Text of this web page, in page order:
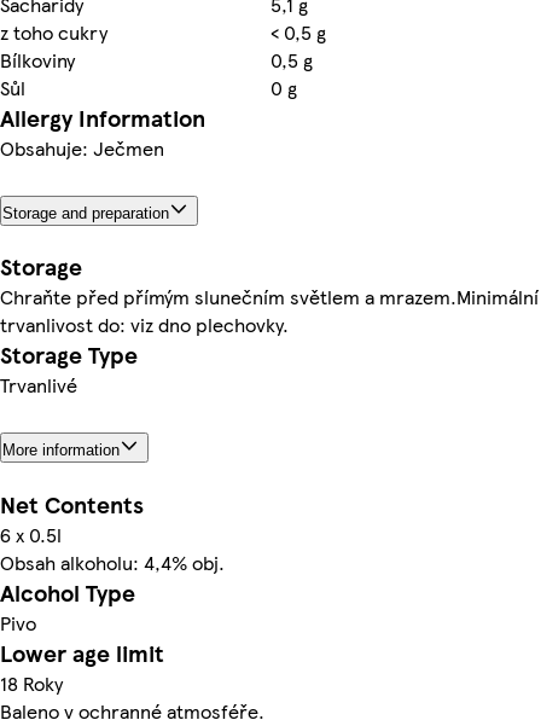
z toho cukry
< 0,5 g
Bílkoviny
0,5 g
Sůl
0 g
Allergy Information
Obsahuje: Ječmen
Storage and preparation
Storage
Chraňte před přímým slunečním světlem a mrazem.Minimální
trvanlivost do: viz dno plechovky.
Storage Type
Trvanlivé
More information
Net Contents
6 x 0.5l
Obsah alkoholu: 4,4% obj.
Alcohol Type
Pivo
Lower age limit
18 Roky
Baleno v ochranné atmosféře.